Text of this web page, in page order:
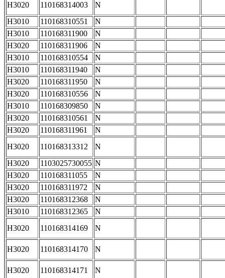
H3020 110168314003
N
H3010
110168310551
N
H3010
110168311900
N
H3020
110168311906
N
H3010
110168310554
N
H3010
110168311940
N
H3020
110168311950
N
H3020
110168310556
N
H3010
110168309850
N
H3020
110168310561
N
H3020
110168311961
N
H3020
110168313312
N
H3020
1103025730055 N
H3020
110168311055
N
H3020
110168311972
N
H3020
110168312368
N
H3010
110168312365
N
H3020
110168314169 N
H3020 110168314170 N
H3020 110168314171 N